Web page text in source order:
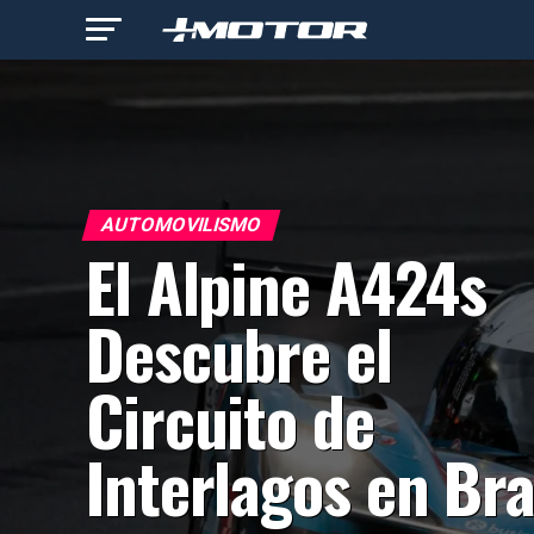
AUTOMOVILISMO
El Alpine A424s
Descubre el
Circuito de
Interlagos en